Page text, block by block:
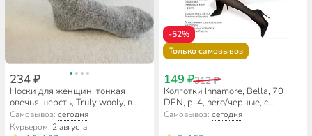
234 ₽
Носки для женщин, тонкая
овечья шерсть, Truly wooly, в
ассортименте, р. 23-25
Самовывоз:сегодня
Курьером: 2 августа
-52%
Только самовывоз
149 ₽312 ₽
Колготки Innamore, Bella, 70
DEN, р. 4, nero/черные, с
шортиками и прозрачным
Самовывоз: сегодня